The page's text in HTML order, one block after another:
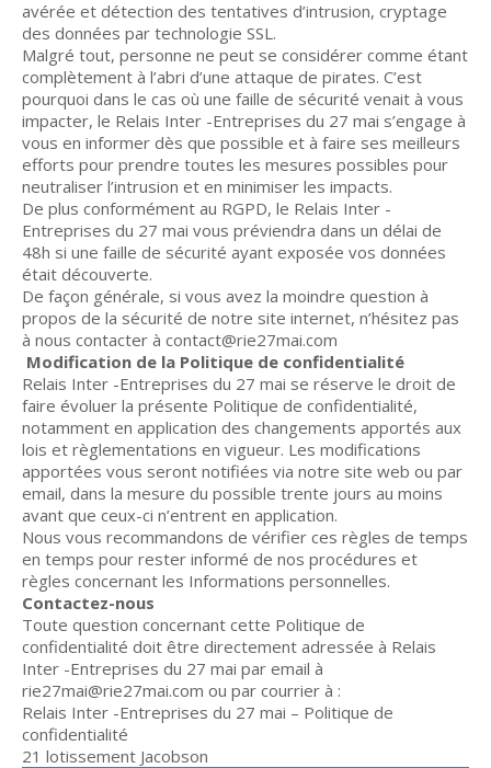
avérée et détection des tentatives d’intrusion, cryptage
des données par technologie SSL.
Malgré tout, personne ne peut se considérer comme étant
complètement à l’abri d’une attaque de pirates. C’est
pourquoi dans le cas où une faille de sécurité venait à vous
impacter, le Relais Inter -Entreprises du 27 mai s’engage à
vous en informer dès que possible et à faire ses meilleurs
efforts pour prendre toutes les mesures possibles pour
neutraliser l’intrusion et en minimiser les impacts.
De plus conformément au RGPD, le Relais Inter -
Entreprises du 27 mai vous préviendra dans un délai de
48h si une faille de sécurité ayant exposée vos données
était découverte.
De façon générale, si vous avez la moindre question à
propos de la sécurité de notre site internet, n’hésitez pas
à nous contacter à contact@rie27mai.com
Modification de la Politique de confidentialité
Relais Inter -Entreprises du 27 mai se réserve le droit de
faire évoluer la présente Politique de confidentialité,
notamment en application des changements apportés aux
lois et règlementations en vigueur. Les modifications
apportées vous seront notifiées via notre site web ou par
email, dans la mesure du possible trente jours au moins
avant que ceux-ci n’entrent en application.
Nous vous recommandons de vérifier ces règles de temps
en temps pour rester informé de nos procédures et
règles concernant les Informations personnelles.
Contactez-nous
Toute question concernant cette Politique de
confidentialité doit être directement adressée à Relais
Inter -Entreprises du 27 mai par email à
rie27mai@rie27mai.com ou par courrier à :
Relais Inter -Entreprises du 27 mai – Politique de
confidentialité
21 lotissement Jacobson